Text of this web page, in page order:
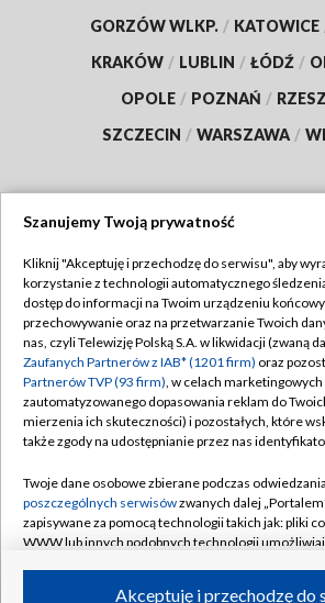
GORZÓW WLKP. / KATOWICE
KRAKÓW / LUBLIN / ŁÓDŹ /
OPOLE / POZNAŃ /
SZCZECIN / WARSZAWA /
TVP
Abonament TVP
Emisja w TVP
Centrum informacji TVP
Naziemna Telewizja Cyfrowa
Rada Programowa
System NOS
Informacje o nadawcy
Regulamin TVP
Polityka
Moje zgody
Pomoc
Kontakt
Kanały
Szanujemy Twoją prywatność
Kliknij "Akceptuję i przechodzę do serwisu", aby
korzystanie z technologii automatycznego
dostęp do informacji na Twoim urządzeniu
przechowywanie oraz na przetwarzanie Twoich
nas, czyli Telewizję Polską S.A. w likwidacji (zwaną
Zaufanych Partnerów z IAB* (1201 firm) oraz
Partnerów TVP (93 firm), w celach
zautomatyzowanego dopasowania reklam do
mierzenia ich skuteczności) i pozostałych, które
także zgody na udostępnianie przez nas
Twoje dane osobowe zbierane podczas
poszczególnych serwisówzwanych dalej
zapisywane za pomocą technologii takich jak: pliki
WWW lub innych podobnych technologii
Akceptuję i przechodzę do